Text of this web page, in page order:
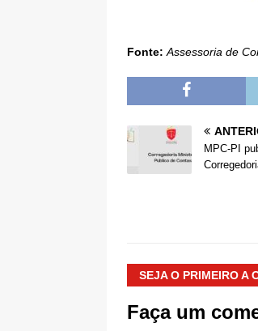
Fonte: Assessoria de
MPC-PI
SEJA O PRIMEIRO A
Faça um